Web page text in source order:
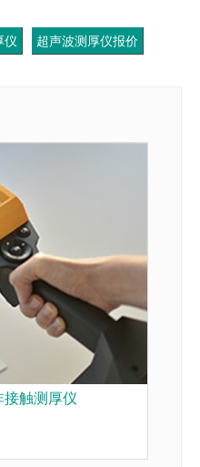
仪 超声波测厚仪报价
接触测厚仪